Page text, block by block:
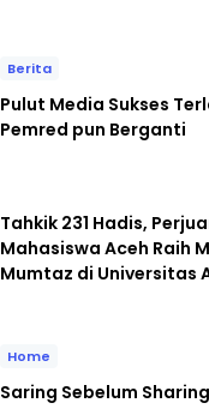
Berita
Pulut Media Sukses
Pemred pun Berganti
Tahkik 231 Hadis,
Mahasiswa Aceh Raih
Mumtaz di Universitas
Home
Saring Sebelum